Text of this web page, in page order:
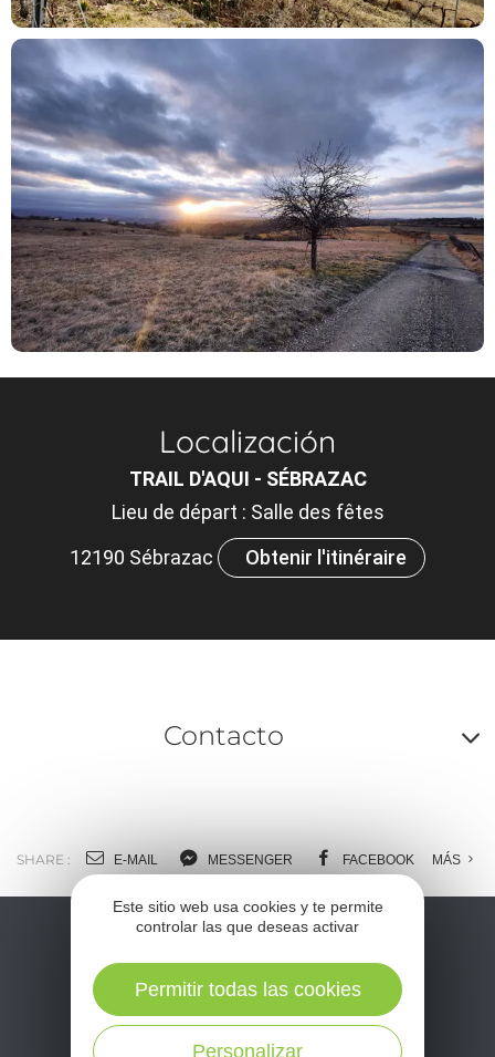
Localización
TRAIL D'AQUI - SÉBRAZAC
Lieu de départ : Salle des fêtes
12190 Sébrazac
Obtenir l'itinéraire
Contacto
SHARE : E-MAIL MESSENGER FACEBOOK MÁS
Este sitio web usa cookies y te permite
controlar las que deseas activar
Personalizar
Permitir todas las cookies